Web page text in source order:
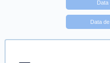
Data
Data